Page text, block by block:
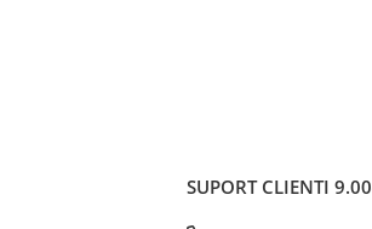
SUPORT CLIENTI